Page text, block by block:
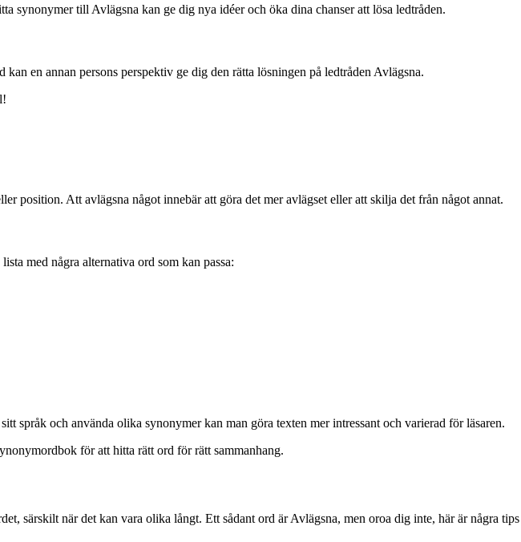
synonymer till Avlägsna kan ge dig nya idéer och öka dina chanser att lösa ledtråden.
en annan persons perspektiv ge dig den rätta lösningen på ledtråden Avlägsna.
position. Att avlägsna något innebär att göra det mer avlägset eller att skilja det från något annat.
med några alternativa ord som kan passa:
språk och använda olika synonymer kan man göra texten mer intressant och varierad för läsaren.
för att hitta rätt ord för rätt sammanhang.
särskilt när det kan vara olika långt. Ett sådant ord är Avlägsna, men oroa dig inte, här är några tips